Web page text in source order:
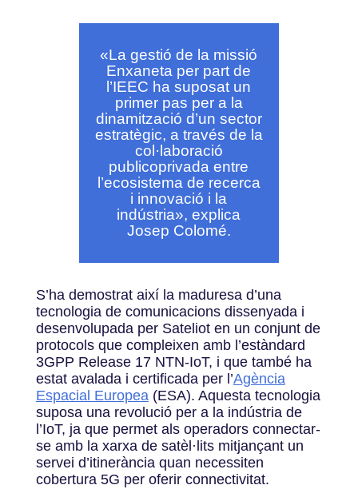
«La gestió de la missió
Enxaneta per part de
l’IEEC ha suposat un
primer pas per a la
dinamització d’un sector
estratègic, a través de la
col·laboració
publicoprivada entre
l’ecosistema de recerca
i innovació i la
indústria», explica
Josep Colomé.
S’ha demostrat així la maduresa d’una
tecnologia de comunicacions dissenyada i
desenvolupada per Sateliot en un conjunt de
protocols que compleixen amb l’estàndard
3GPP Release 17 NTN-IoT, i que també ha
estat avalada i certificada per l’Agència
Espacial Europea (ESA). Aquesta tecnologia
suposa una revolució per a la indústria de
l’IoT, ja que permet als operadors connectar-
se amb la xarxa de satèl·lits mitjançant un
servei d’itinerància quan necessiten
cobertura 5G per oferir connectivitat.